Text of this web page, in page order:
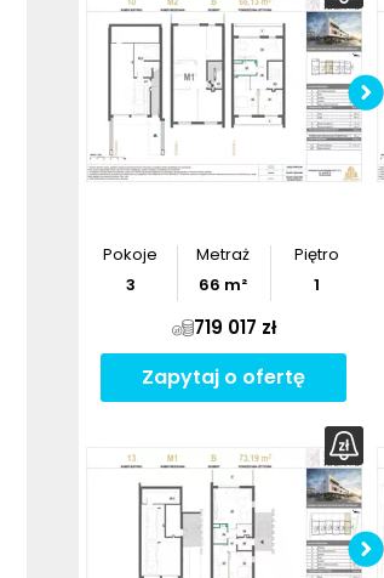
Pokoje
3
Metraż
66 m²
Piętro
1
719 017 zł
Zapytaj o ofertę